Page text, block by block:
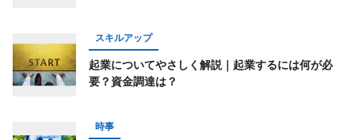
イベントレポート
仕事術 スポーツ
ライフハック
スキルアップ
起業についてやさしく解説｜起業するには何が必
要？資金調達は？
時事